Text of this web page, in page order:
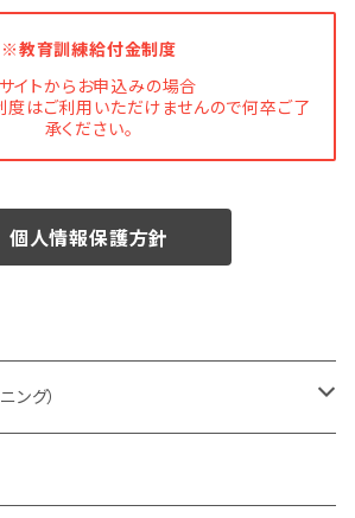
※教育訓練給付金制度
イトからお申込みの場合
はご利用いただけませんので何卒ご了
承ください。
個人情報保護方針
ング）